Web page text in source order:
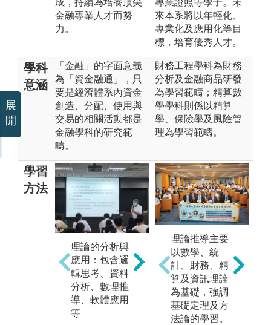
金融專業人才而努
力。
來本系將以年輕化、
專業化及應用化等目
標，培育優秀人才。
學科
意涵
「金融」的字面意義
為「資金融通」，只
要是經濟體系內資金
創造、分配、使用與
交易的相關活動都是
金融學科的研究範
疇。
財務工程學科為財務
分析及金融商品研發
為學習範疇；精算數
學學科則係以精算
學、保險學及風險管
理為學習範疇。
學習
方法
理論的分析與
應用：包含邏
輯思考、資料
分析、數理推
導、軟體應用
等
實務的分析與
研討：包含個
案研討、問題
分析、數據分
析、提出解決
方案、溝通協
理論推導主要
以數學、統
計、財務、精
算及資訊理論
為基礎，強調
基礎定理及方
法論的學習。
展
開